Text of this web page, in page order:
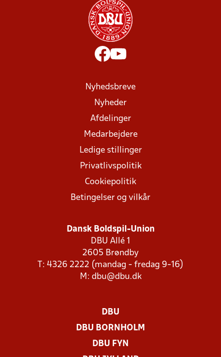
Nyhedsbreve
Nyheder
Afdelinger
Medarbejdere
Ledige stillinger
Privatlivspolitik
Cookiepolitik
Betingelser og vilkår
Dansk Boldspil-Union
DBU Allé 1
2605 Brøndby
T: 4326 2222 (mandag - fredag 9-16)
M: dbu@dbu.dk
DBU
DBU BORNHOLM
DBU FYN